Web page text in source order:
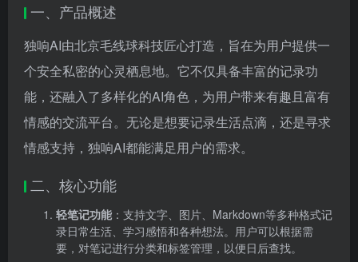
一、产品概述
独响AI由北京毛线球科技匠心打造，旨在为用户提供一
个安全私密的心灵栖息地。它不仅具备丰富的记录功
能，还融入了多样化的AI角色，为用户带来有趣且富有
情感的交流平台。无论是想要记录生活点滴，还是寻求
情感支持，独响AI都能满足用户的需求。
二、核心功能
轻笔记功能：支持文字、图片、Markdown等多种格式记
录日常生活、学习感悟和各种想法。用户可以根据需
要，对笔记进行分类和标签管理，以便日后查找。